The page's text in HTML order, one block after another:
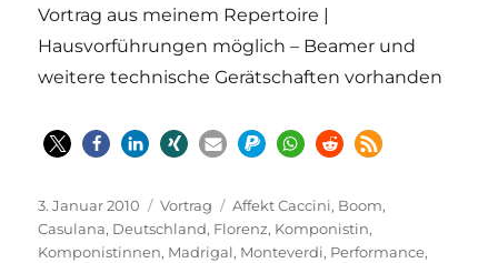
Vortrag aus meinem Repertoire |
Hausvorführungen möglich – Beamer und
weitere technische Gerätschaften vorhanden
Veröffentlicht
am
3. Januar 2010 Kategorien
Vortrag Schlagwörter
Affekt Caccini, Boom,
Casulana, Deutschland, Florenz, Komponistin,
Komponistinnen, Madrigal, Monteverdi, Performance,